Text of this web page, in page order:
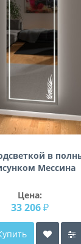
в
Мессина
Цена:
33 206 ₽